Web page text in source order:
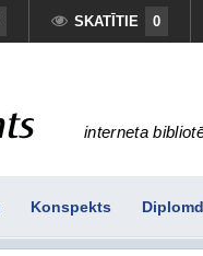
SKATĪTIE 0
interneta
Konspekts